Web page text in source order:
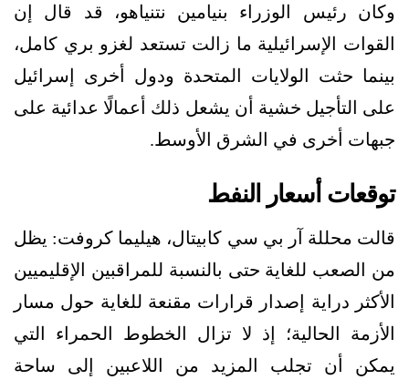
وكان رئيس الوزراء بنيامين نتنياهو، قد قال إن
القوات الإسرائيلية ما زالت تستعد لغزو بري كامل،
بينما حثت الولايات المتحدة ودول أخرى إسرائيل
على التأجيل خشية أن يشعل ذلك أعمالًا عدائية على
جبهات أخرى في الشرق الأوسط.
توقعات أسعار النفط
قالت محللة آر بي سي كابيتال، هيليما كروفت: يظل
من الصعب للغاية حتى بالنسبة للمراقبين الإقليميين
الأكثر دراية إصدار قرارات مقنعة للغاية حول مسار
الأزمة الحالية؛ إذ لا تزال الخطوط الحمراء التي
يمكن أن تجلب المزيد من اللاعبين إلى ساحة